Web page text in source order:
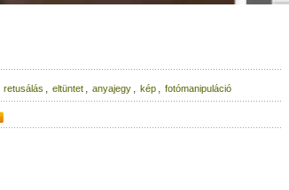
retusálás , eltüntet , anyajegy , kép , fotómanipuláció